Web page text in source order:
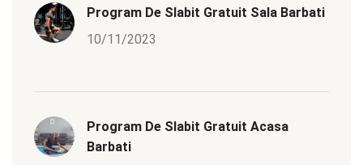
Program De Slabit Gratuit Sala Barbati
10/11/2023
Program De Slabit Gratuit Acasa
Barbati